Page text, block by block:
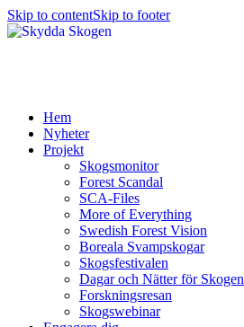
Skip to contentSkip to footer
Hem
Nyheter
Projekt
Skogsmonitor
Forest Scandal
SCA-Files
More of Everything
Swedish Forest Vision
Boreala Svampskogar
Skogsfestivalen
Dagar och Nätter för Skogen
Forskningsresan
Skogswebinar